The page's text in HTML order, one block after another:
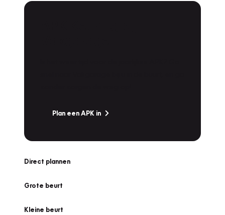
Plan een APK in
Direct plannen
Grote beurt
Kleine beurt